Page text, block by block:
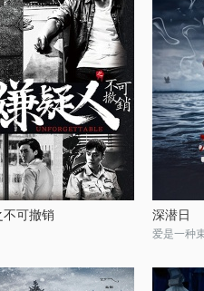
可撤销 深潜日
爱是一种